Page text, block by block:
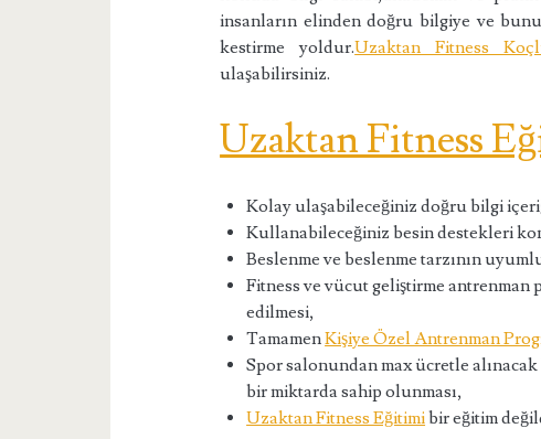
insanların elinden doğru bilgiye ve
kestirme yoldur.Uzaktan Fitness
ulaşabilirsiniz.
Uzaktan Fitness
Kolay ulaşabileceğiniz doğru bilgi
Kullanabileceğiniz besin destekleri
Beslenme ve beslenme tarzının
Fitness ve vücut geliştirme
edilmesi,
TamamenKişiye Özel Antrenman
Spor salonundan max ücretle
bir miktarda sahip olunması,
Uzaktan Fitness Eğitimibir eğitim